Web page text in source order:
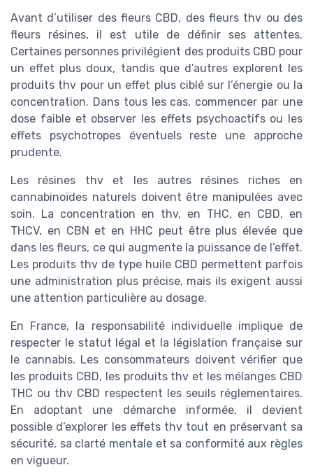
Avant d’utiliser des fleurs CBD, des fleurs thv ou des
fleurs résines, il est utile de définir ses attentes.
Certaines personnes privilégient des produits CBD pour
un effet plus doux, tandis que d’autres explorent les
produits thv pour un effet plus ciblé sur l’énergie ou la
concentration. Dans tous les cas, commencer par une
dose faible et observer les effets psychoactifs ou les
effets psychotropes éventuels reste une approche
prudente.
Les résines thv et les autres résines riches en
cannabinoïdes naturels doivent être manipulées avec
soin. La concentration en thv, en THC, en CBD, en
THCV, en CBN et en HHC peut être plus élevée que
dans les fleurs, ce qui augmente la puissance de l’effet.
Les produits thv de type huile CBD permettent parfois
une administration plus précise, mais ils exigent aussi
une attention particulière au dosage.
En France, la responsabilité individuelle implique de
respecter le statut légal et la législation française sur
le cannabis. Les consommateurs doivent vérifier que
les produits CBD, les produits thv et les mélanges CBD
THC ou thv CBD respectent les seuils réglementaires.
En adoptant une démarche informée, il devient
possible d’explorer les effets thv tout en préservant sa
sécurité, sa clarté mentale et sa conformité aux règles
en vigueur.